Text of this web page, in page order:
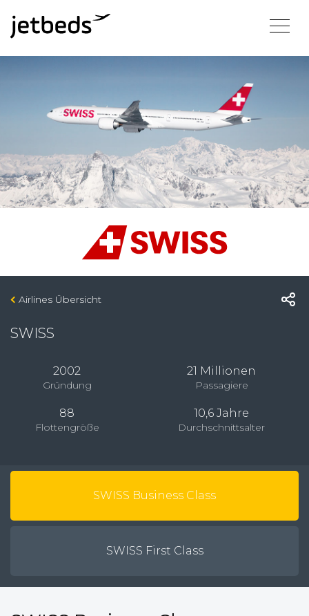
Airlines Übersicht
SWISS
2002
Gründung
21 Millionen
Passagiere
88
Flottengröße
10,6 Jahre
Durchschnittsalter
SWISS Business Class
SWISS First Class